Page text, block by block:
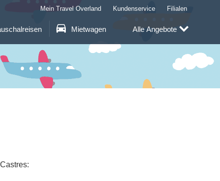
Mietwagen
Mein Travel Overland Kundenservice Filialen
Alle Angebote